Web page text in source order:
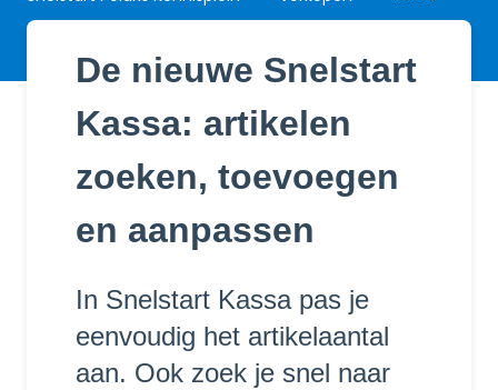
De nieuwe Snelstart
Kassa: artikelen
zoeken, toevoegen
en aanpassen
In Snelstart Kassa pas je
eenvoudig het artikelaantal
aan. Ook zoek je snel naar